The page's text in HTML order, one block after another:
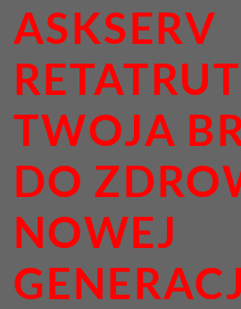
ASKSERV
TWOJA
DO
NOWEJ